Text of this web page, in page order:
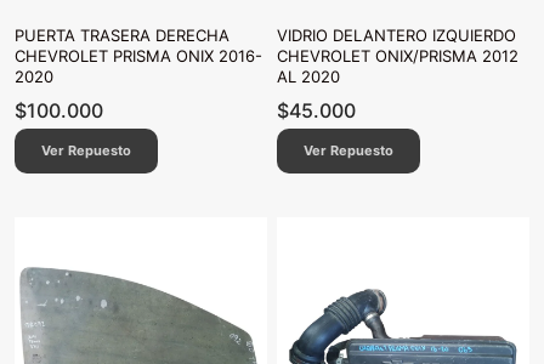
PUERTA TRASERA DERECHA
CHEVROLET PRISMA ONIX 2016-
2020
$100.000
Ver Repuesto
VIDRIO DELANTERO IZQUIERDO
CHEVROLET ONIX/PRISMA 2012
AL 2020
$45.000
Ver Repuesto